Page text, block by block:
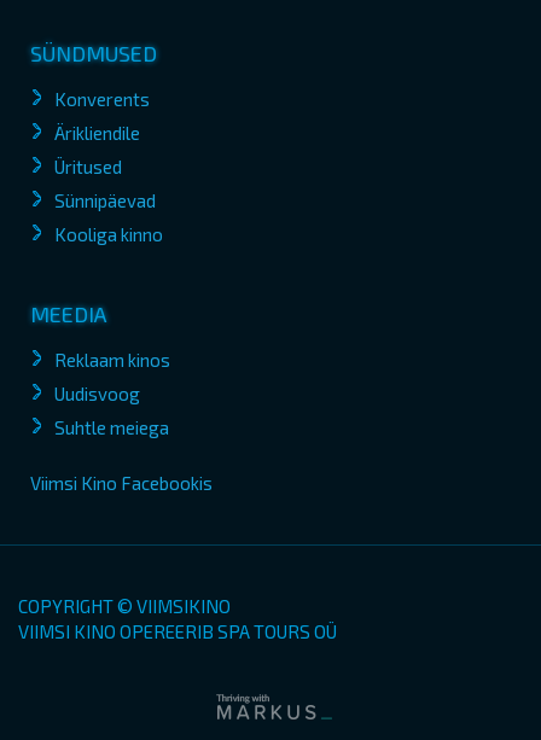
SÜNDMUSED
Konverents
Ärikliendile
Üritused
Sünnipäevad
Kooliga kinno
MEEDIA
Reklaam kinos
Uudisvoog
Suhtle meiega
Viimsi Kino Facebookis
COPYRIGHT © VIIMSIKINO
VIIMSI KINO OPEREERIB SPA TOURS OÜ